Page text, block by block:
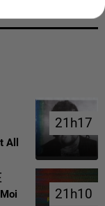
All
21h17
21h17
21h10
21h10